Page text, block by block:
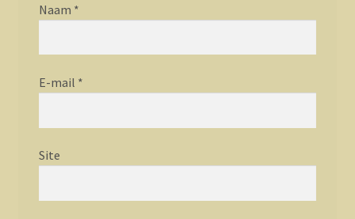
Naam *
E-mail *
Site